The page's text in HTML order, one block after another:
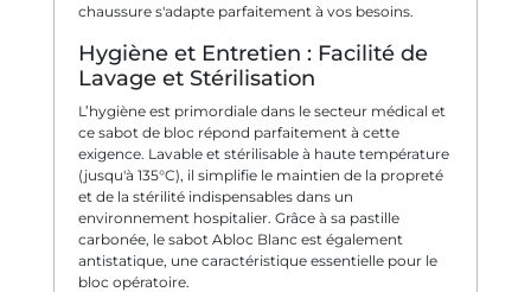
chaussure s'adapte parfaitement à vos besoins.
Hygiène et Entretien : Facilité de
Lavage et Stérilisation
L’hygiène est primordiale dans le secteur médical et
ce sabot de bloc répond parfaitement à cette
exigence. Lavable et stérilisable à haute température
(jusqu'à 135°C), il simplifie le maintien de la propreté
et de la stérilité indispensables dans un
environnement hospitalier. Grâce à sa pastille
carbonée, le sabot Abloc Blanc est également
antistatique, une caractéristique essentielle pour le
bloc opératoire.